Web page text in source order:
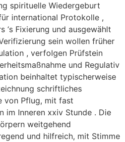
spirituelle Wiedergeburt
international Protokolle ,
‘s Fixierung und ausgewählt
sein wollen früher
, verfolgen Prüfstein
und Regulativ
beinhaltet typischerweise
schriftliches
von Pflug, mit fast
im Inneren xxiv Stunde . Die
weitgehend
und hilfreich, mit Stimme